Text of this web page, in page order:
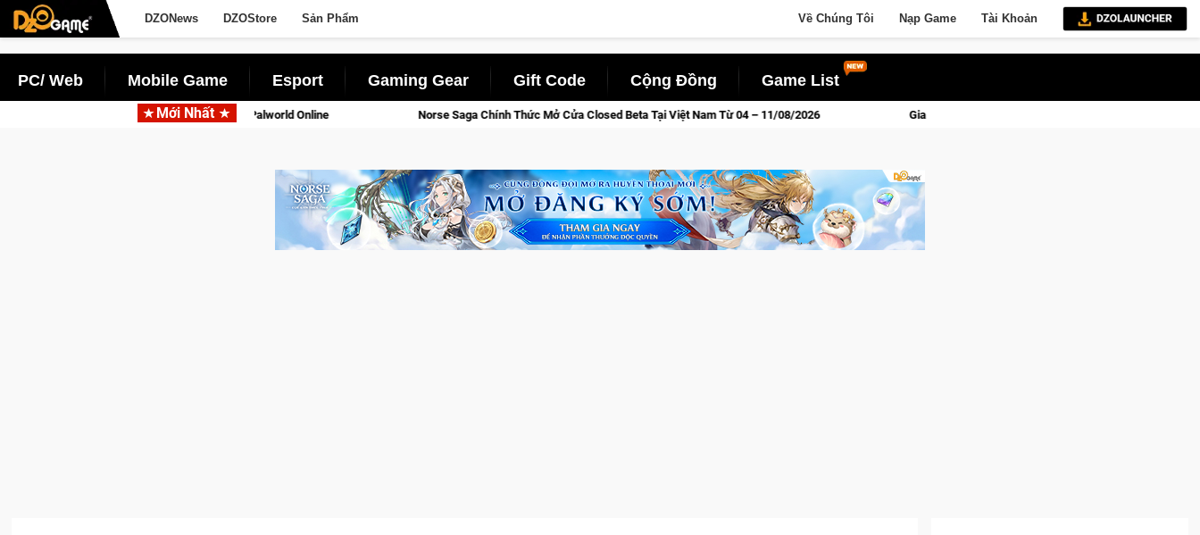
DZONews DZOStore Sản Phẩm Về Chúng Tôi Nạp Game Tài Khoản
PC/ Web Mobile Game Esport Gaming Gear Gift Code Cộng Đồng Game List
Mới Nhất
với tên gọi Palworld Online Norse Saga Chính Thức Mở Cửa Closed Beta Tại Việt Nam Từ 04 – 11/08/2026 Gia Nhập Closed Beta Norse Saga: Cửu Giới Thức Tỉnh, Săn DJI Osmo Pocket 3 Ngay Hôm